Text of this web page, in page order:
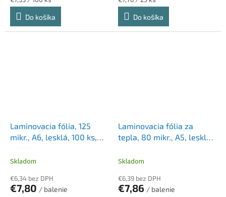
cena:
Do košíka
cena:
Do košíka
Laminovacia fólia, 125
mikr., A6, lesklá, 100 ks,
Skladom
€6,34 bez DPH
€7,80 / balenie
Laminovacia fólia za
tepla, 80 mikr., A5, lesklá,
Skladom
€6,39 bez DPH
€7,86 / balenie